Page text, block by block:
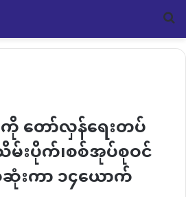
ကို တော်လှန်ရေးတပ်
ပိုက်၊စစ်အုပ်စုဝင်
းကာ ၁၄ယောက်